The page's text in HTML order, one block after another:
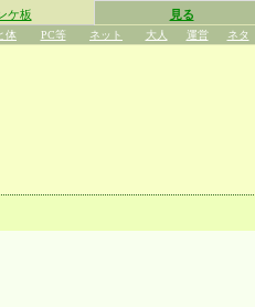
ケ板 見る
体 PC等 ネット 大人 運営 ネタ